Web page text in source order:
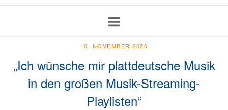
10. NOVEMBER 2020
„Ich wünsche mir plattdeutsche Musik
in den großen Musik-Streaming-
Playlisten“